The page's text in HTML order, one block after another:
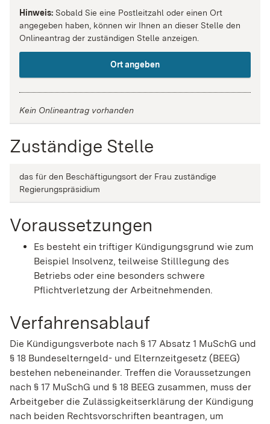
Hinweis: Sobald Sie eine Postleitzahl oder einen Ort
angegeben haben, können wir Ihnen an dieser Stelle den
Onlineantrag der zuständigen Stelle anzeigen.
Ort angeben
Kein Onlineantrag vorhanden
Zuständige Stelle
das für den Beschäftigungsort der Frau zuständige
Regierungspräsidium
Voraussetzungen
Es besteht ein triftiger Kündigungsgrund wie zum
Beispiel Insolvenz, teilweise Stilllegung des
Betriebs oder eine besonders schwere
Pflichtverletzung der Arbeitnehmenden.
Verfahrensablauf
Die Kündigungsverbote nach § 17 Absatz 1 MuSchG und
§ 18 Bundeselterngeld- und Elternzeitgesetz (BEEG)
bestehen nebeneinander. Treffen die Voraussetzungen
nach § 17 MuSchG und § 18 BEEG zusammen, muss der
Arbeitgeber die Zulässigkeitserklärung der Kündigung
nach beiden Rechtsvorschriften beantragen, um